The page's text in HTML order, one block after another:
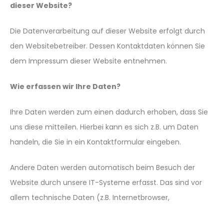
dieser Website?
Die Datenverarbeitung auf dieser Website erfolgt durch
den Websitebetreiber. Dessen Kontaktdaten können Sie
dem Impressum dieser Website entnehmen.
Wie erfassen wir Ihre Daten?
Ihre Daten werden zum einen dadurch erhoben, dass Sie
uns diese mitteilen. Hierbei kann es sich z.B. um Daten
handeln, die Sie in ein Kontaktformular eingeben.
Andere Daten werden automatisch beim Besuch der
Website durch unsere IT-Systeme erfasst. Das sind vor
allem technische Daten (z.B. Internetbrowser,